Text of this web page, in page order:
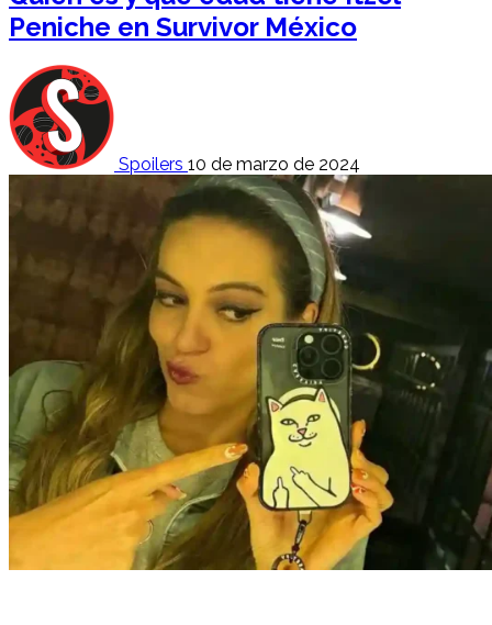
Peniche en Survivor México
Spoilers 10 de marzo de 2024